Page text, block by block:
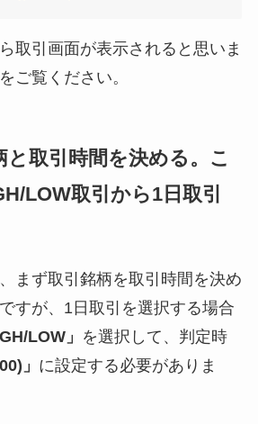
取引画面が表示されると思いま
ご覧ください。
と取引時間を決める。こ
LOW取引から1日取引
まず取引銘柄を取引時間を決め
すが、1日取引を選択する場合
LOW」 を選択して、判定時
」 に設定する必要がありま